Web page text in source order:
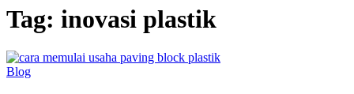
Tag: inovasi plastik
Blog